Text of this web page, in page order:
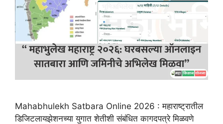
Mahabhulekh Satbara Online 2026 : महाराष्ट्रातील
डिजिटलायझेशनच्या युगात शेतीशी संबंधित कागदपत्रे मिळवणे